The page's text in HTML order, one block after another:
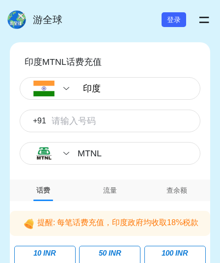
游全球 登录 =
印度MTNL话费充值
+91
MTNL
话费 流量 查余额
提醒: 每笔话费充值，印度政府均收取18%税款
10 INR 50 INR 100 INR